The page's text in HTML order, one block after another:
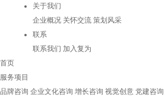
关于我们
企业概况 关怀交流 策划风采
联系
联系我们 加入复为
首页
服务项目
品牌咨询 企业文化咨询 增长咨询 视觉创意 党建咨询